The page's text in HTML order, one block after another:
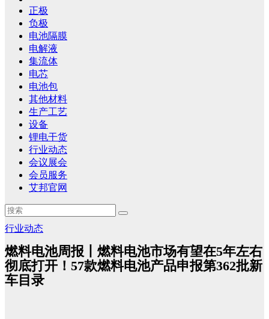
正极
负极
电池隔膜
电解液
集流体
电芯
电池包
其他材料
生产工艺
设备
锂电干货
行业动态
会议展会
会员服务
艾邦官网
行业动态
燃料电池周报丨燃料电池市场有望在5年左右
彻底打开！57款燃料电池产品申报第362批新
车目录